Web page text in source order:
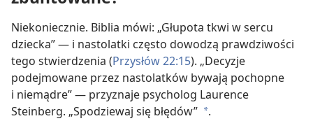
Niekoniecznie. Biblia mówi: „Głupota tkwi w sercu
dziecka” — i nastolatki często dowodzą prawdziwości
tego stwierdzenia (Przysłów 22:15). „Decyzje
podejmowane przez nastolatków bywają pochopne
i niemądre” — przyznaje psycholog Laurence
Steinberg. „Spodziewaj się błędów” a.